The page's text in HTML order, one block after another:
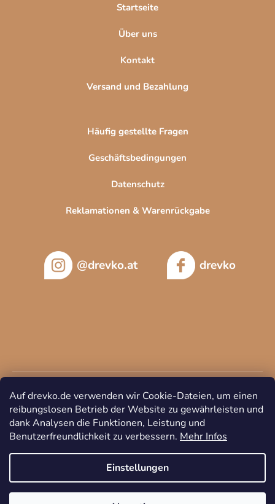
Auf drevko.de verwenden wir Cookie-Dateien, um einen
reibungslosen Betrieb der Website zu gewährleisten und
dank Analysen die Funktionen, Leistung und
Benutzerfreundlichkeit zu verbessern. Mehr Infos
Einstellungen
Startseite
Über uns
Kontakt
Versand und Bezahlung
Häufig gestellte Fragen
Geschäftsbedingungen
Datenschutz
Reklamationen & Warenrückgabe
@drevko.at drevko
Copyright 2026DREVKO. Alle Rechte vorbehalten.